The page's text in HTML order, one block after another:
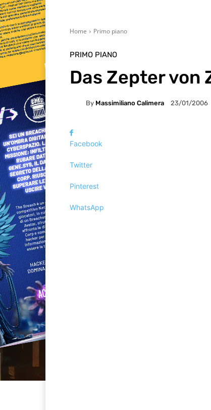
Home Primo piano
PRIMO PIANO
Das Zepter von
By Massimiliano Calimera 23/01/2006
Facebook
Twitter
Pinterest
WhatsApp